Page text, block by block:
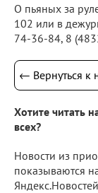
О пьяных за
102 или в
74-36-84, 8
← Вернуться к
Хотите читать
всех?
Новости из
показываются